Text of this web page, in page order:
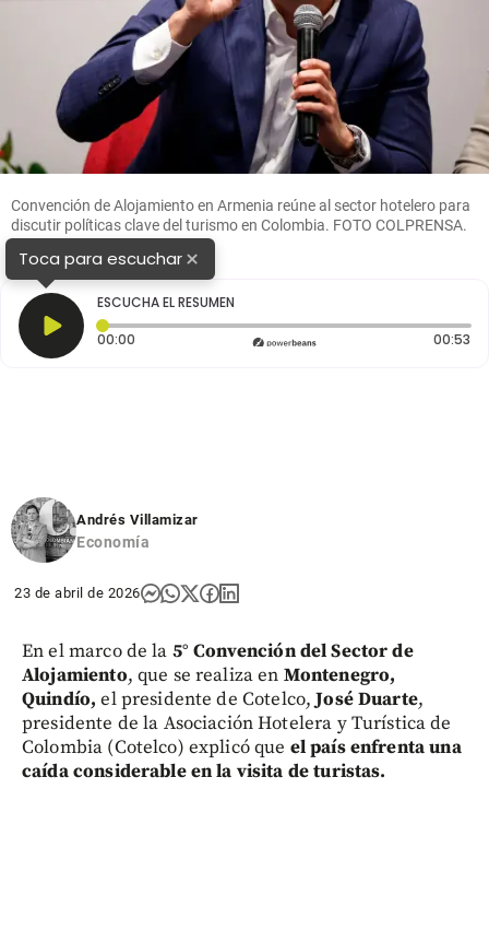
Convención de Alojamiento en Armenia reúne al sector hotelero para
discutir políticas clave del turismo en Colombia. FOTO COLPRENSA.
Toca para escuchar×
ESCUCHA EL RESUMEN
00:00 Tiempo transcurrido: 0 segundos 00:53
Andrés Villamizar
Economía
23 de abril de 2026
En el marco de la 5° Convención del Sector de
Alojamiento, que se realiza en Montenegro,
Quindío,el presidente de Cotelco,José Duarte,
presidente de la Asociación Hotelera y Turística de
Colombia (Cotelco) explicó que el país enfrenta una
caída considerable en la visita de turistas.